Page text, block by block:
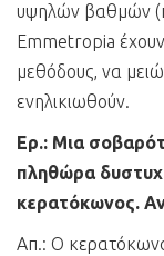
υψηλών βαθμών
Emmetropia
μεθόδους, να
ενηλικιωθούν.
Ερ.: Μια
πληθώρα
κερατόκωνος.
Απ.: Ο